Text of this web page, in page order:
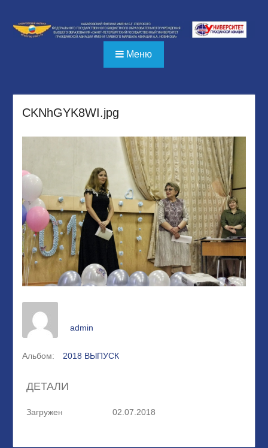
содержимому
Меню
CKNhGYK8WI.jpg
admin
Альбом: 2018 ВЫПУСК
ДЕТАЛИ
Загружен 02.07.2018